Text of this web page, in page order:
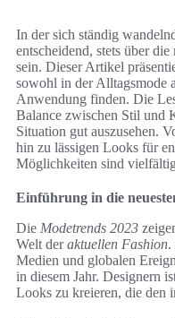
In der sich ständig
entscheidend, stets über
sein. Dieser Artikel
sowohl in der Alltagsmode
Anwendung finden. Die
Balance zwischen Stil und
Situation gut auszusehen.
hin zu lässigen Looks für
Möglichkeiten sind
Einführung in die
Die Modetrends 2023
Welt deraktuellen Fashion.
Medien und globalen
in diesem Jahr. Designern
Looks zu kreieren, die den